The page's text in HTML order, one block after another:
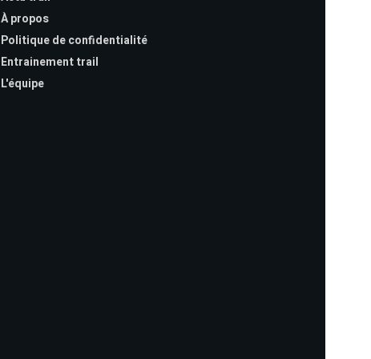
À propos
Politique de confidentialité
Entrainement trail
L'équipe